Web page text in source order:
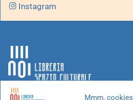
Mmm, cookies
Instagram